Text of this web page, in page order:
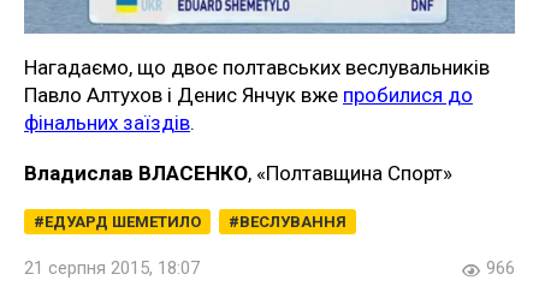
Нагадаємо, що двоє полтавських веслувальників
Павло Алтухов і Денис Янчук вже пробилися до
фінальних заїздів.
Владислав ВЛАСЕНКО, «Полтавщина Спорт»
ЕДУАРД ШЕМЕТИЛО ВЕСЛУВАННЯ
21 серпня 2015, 18:07 966